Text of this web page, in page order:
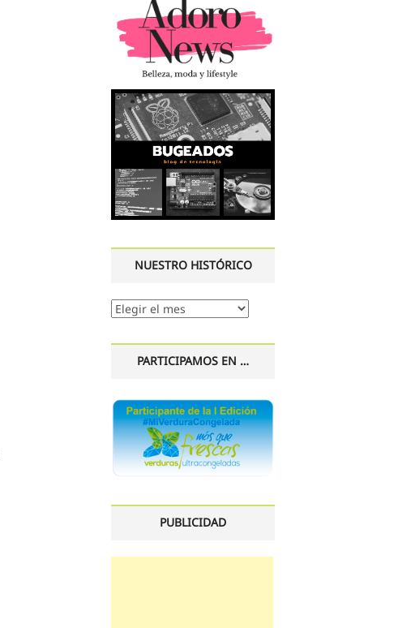
NUESTRO HISTÓRICO
Nuestro
PARTICIPAMOS EN …
PUBLICIDAD